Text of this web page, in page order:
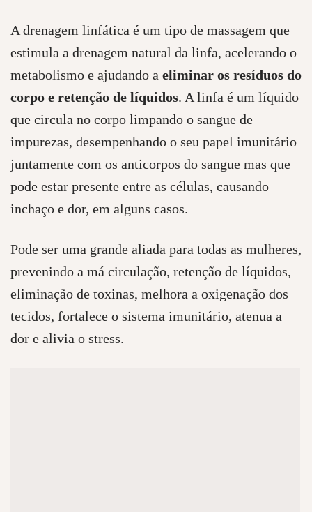
A drenagem linfática é um tipo de massagem que
estimula a drenagem natural da linfa, acelerando o
metabolismo e ajudando a eliminar os resíduos do
corpo e retenção de líquidos. A linfa é um líquido
que circula no corpo limpando o sangue de
impurezas, desempenhando o seu papel imunitário
juntamente com os anticorpos do sangue mas que
pode estar presente entre as células, causando
inchaço e dor, em alguns casos.
Pode ser uma grande aliada para todas as mulheres,
prevenindo a má circulação, retenção de líquidos,
eliminação de toxinas, melhora a oxigenação dos
tecidos, fortalece o sistema imunitário, atenua a
dor e alivia o stress.